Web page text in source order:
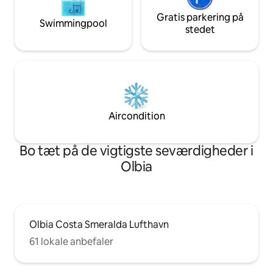
Swimmingpool
Gratis parkering på
stedet
Aircondition
Bo tæt på de vigtigste seværdigheder i
Olbia
Olbia Costa Smeralda Lufthavn
61 lokale anbefaler